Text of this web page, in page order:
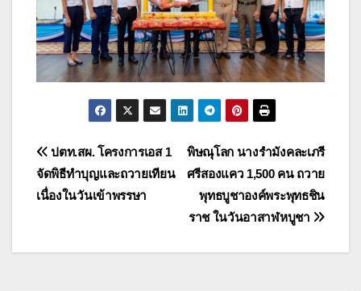
แนะแนว
เรื่อง
พิษณุโลก นางรำมังคละเภรี
ศรีสองแคว 1,500 คน ถวาย
พุทธบูชาองค์พระพุทธชิน
ราช ในวันอาสาฬหบูชา
ปตท.สผ. โครงการเอส 1
จัดพิธีทำบุญและถวายเทียน
เนื่องในวันเข้าพรรษา